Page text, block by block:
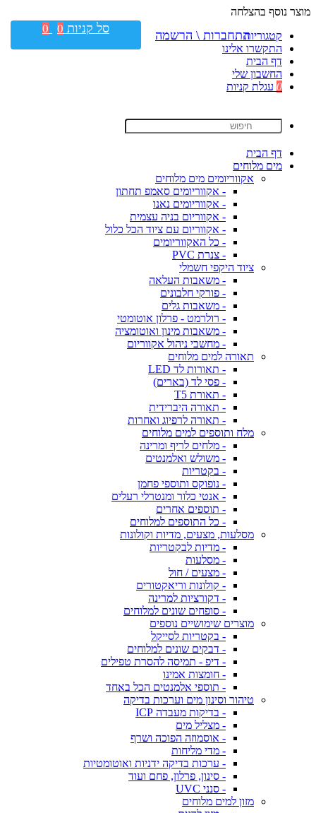
מוצר נוסף בהצלחה
קטגוריות
התקשרו אלינו
דף הבית
החשבון שלי
0 עגלת קניות
דף הבית
מים מלוחים
אקווריומים מים מלוחים
- אקווריומים סאמפ תחתון
- אקווריומים נאנו
- אקווריום בניה עצמית
- אקווריום עם ציוד הכל כלול
- כל האקווריומים
- צנרת PVC
ציוד היקפי חשמלי
- משאבות העלאה
- פורקי חלבונים
- משאבות גלים
- רולרמט - פרלון אוטומטי
- משאבות מינון ואוטומציה
- מחשבי ניהול אקווריום
תאורה למים מלוחים
- תאורות לד LED
- פסי לד (בארים)
- תאורת T5
- תאורה היברידית
- תאורה לרפיוג ואחרות
מלח ותוספים למים מלוחים
- מלחים לריף ומרינה
- משולש ואלמנטים
- בקטריות
- נופוקס ותוספי פחמן
- אנטי כלור ומנטרלי רעלים
- תוספים אחרים
- כל התוספים למלוחים
מסלעות, מצעים, מדיות וקולונות
- מדיות לבקטריות
- מסלעות
- מצעים / חול
- קולונות וריאקטורים
- דקורציות למרינה
- סופחים שונים למלוחים
מוצרים שימושיים נוספים
- בקטריות לסייקל
- דבקים שונים למלוחים
- דיפ - תמיסה להסרת טפילים
- חומצות אמינו
- תוספי אלמנטים הכל באחד
טיהור וסינון מים וערכות בדיקה
- בדיקות מעבדה ICP
- מצליל מים
- אוסמוזה הפוכה ושרף
- מדי מליחות
- ערכות בדיקה ידניות ואוטומטיות
- סינון, פרלון, פחם ועוד
- סנני UVC
מזון למים מלוחים
התחברות \ הרשמה סל קניות 0
0